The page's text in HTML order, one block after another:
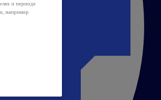
и периоде
например